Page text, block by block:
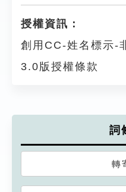
授權資訊：
創用CC-姓名標示-
3.0版授權條款
詞
轉